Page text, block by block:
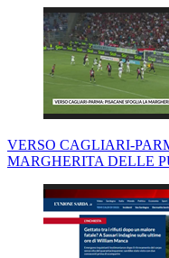
VERSO CAGLIARI-
MARGHERITA DELLE